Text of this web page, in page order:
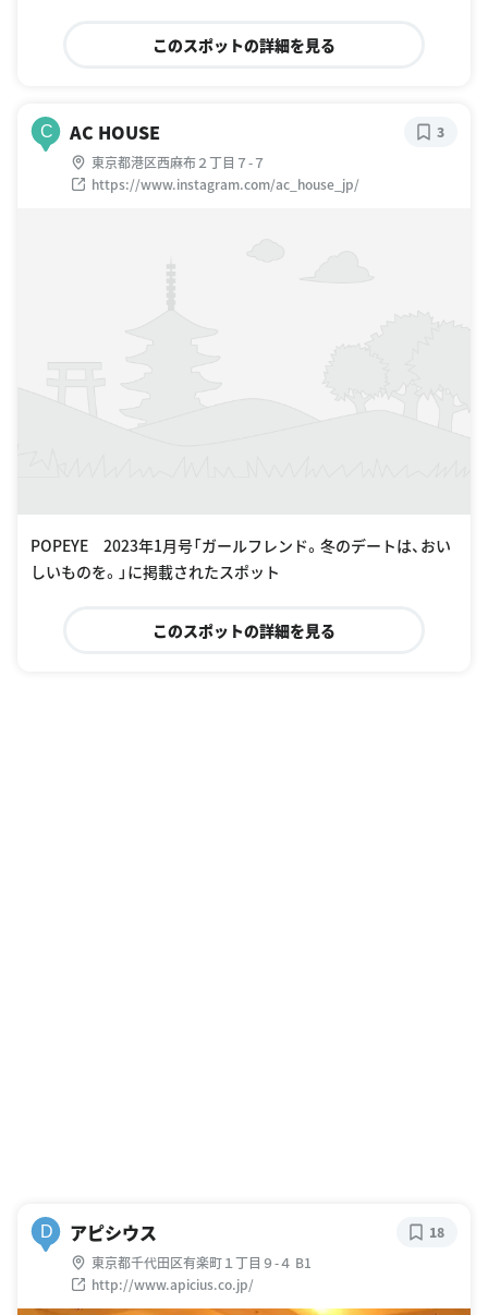
このスポットの詳細を見る
C AC HOUSE
東京都港区西麻布２丁目７-７
https://www.instagram.com/ac_house_jp/
3
POPEYE 2023年1月号「ガールフレンド。冬のデートは、おい
しいものを。」に掲載されたスポット
このスポットの詳細を見る
D アピシウス
東京都千代田区有楽町１丁目９-４ B1
http://www.apicius.co.jp/
18